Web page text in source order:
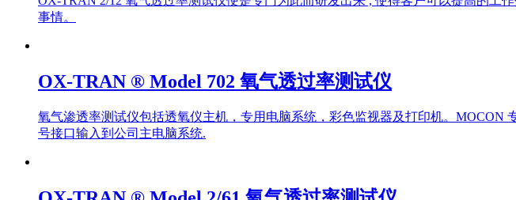
事情。
OX-TRAN ® Model 702 氧气透过率测试仪
氧气渗透率测试仪包括透氧仪主机，专用电脑系统，彩色监视器及打印机。
号接口输入到公司主电脑系统.